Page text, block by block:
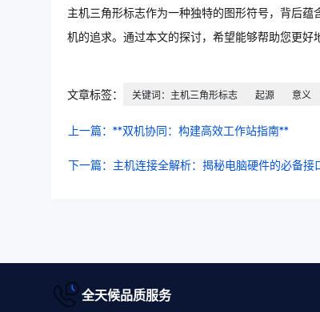
主机三角形标志作为一种独特的图形符号，背后
机的追求。通过本文的探讨，希望能够帮助您更好
文章标签： 关键词：主机三角形标志 起源 意义
上一篇：**双机协同：构建高效工作站指南**
下一篇：主机连接全解析：揭秘电脑硬件的必备接
全天候品质服务